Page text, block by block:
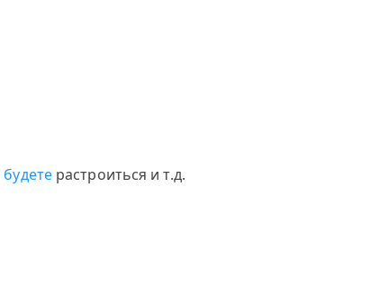
будетерастроиться и т.д.